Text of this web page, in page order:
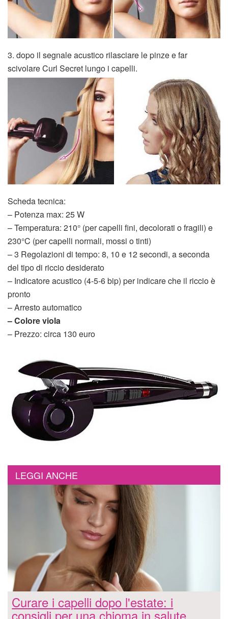
3. dopo il segnale acustico rilasciare le pinze e far
scivolare Curl Secret lungo i capelli.
Scheda tecnica:
– Potenza max: 25 W
– Temperatura: 210° (per capelli fini, decolorati o fragili) e
230°C (per capelli normali, mossi o tinti)
– 3 Regolazioni di tempo: 8, 10 e 12 secondi, a seconda
del tipo di riccio desiderato
– Indicatore acustico (4-5-6 bip) per indicare che il riccio è
pronto
– Arresto automatico
– Colore viola
– Prezzo: circa 130 euro
LEGGI ANCHE
Curare i capelli dopo l'estate: i
consigli per una chioma in salute